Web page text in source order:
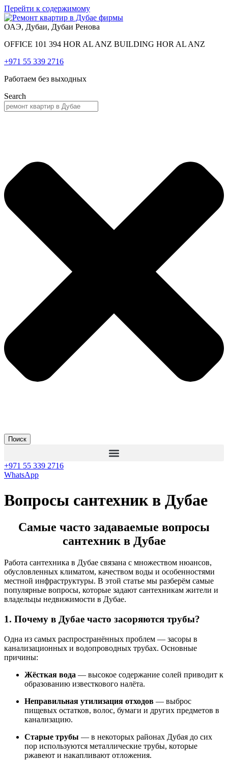
Перейти к содержимому
ОАЭ, Дубаи, Дубаи Ренова
OFFICE 101 394 HOR AL ANZ BUILDING HOR AL ANZ
+971 55 339 2716
Работаем без выходных
Search
Поиск
+971 55 339 2716
WhatsApp
Вопросы сантехник в Дубае
Самые часто задаваемые вопросы
сантехник в Дубае
Работа сантехника в Дубае связана с множеством нюансов,
обусловленных климатом, качеством воды и особенностями
местной инфраструктуры. В этой статье мы разберём самые
популярные вопросы, которые задают сантехникам жители и
владельцы недвижимости в Дубае.
1. Почему в Дубае часто засоряются трубы?
Одна из самых распространённых проблем — засоры в
канализационных и водопроводных трубах. Основные
причины:
Жёсткая вода — высокое содержание солей приводит к
образованию известкового налёта.
Неправильная утилизация отходов — выброс
пищевых остатков, волос, бумаги и других предметов в
канализацию.
Старые трубы — в некоторых районах Дубая до сих
пор используются металлические трубы, которые
ржавеют и накапливают отложения.